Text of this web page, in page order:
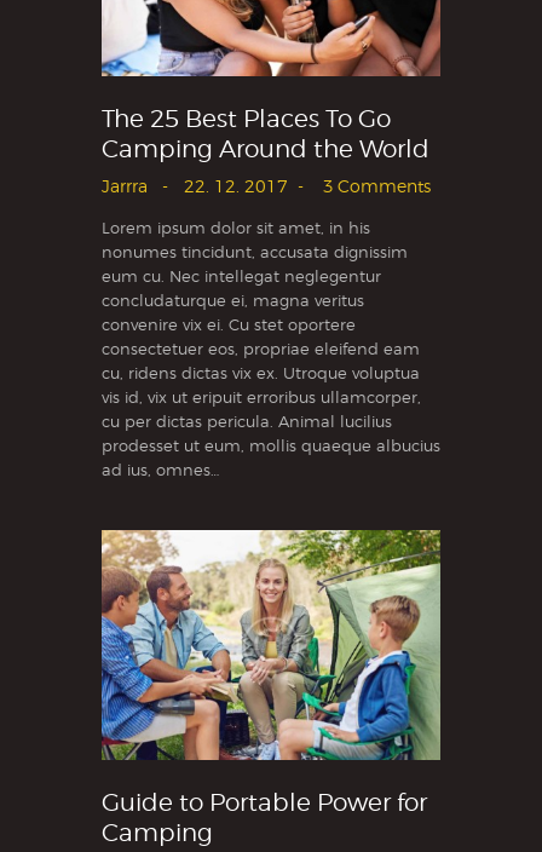
The 25 Best Places To Go
Camping Around the World
Jarrra 22. 12. 2017 3 Comments
Lorem ipsum dolor sit amet, in his
nonumes tincidunt, accusata dignissim
eum cu. Nec intellegat neglegentur
concludaturque ei, magna veritus
convenire vix ei. Cu stet oportere
consectetuer eos, propriae eleifend eam
cu, ridens dictas vix ex. Utroque voluptua
vis id, vix ut eripuit erroribus ullamcorper,
cu per dictas pericula. Animal lucilius
prodesset ut eum, mollis quaeque albucius
ad ius, omnes…
Guide to Portable Power for
Camping